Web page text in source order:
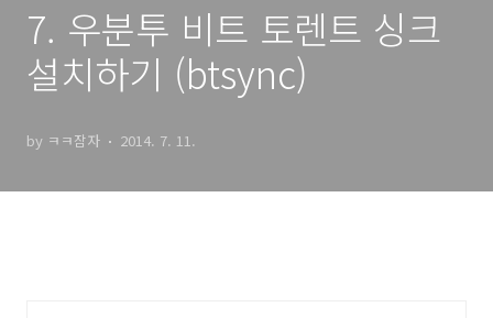
7. 우분투 비트 토렌트 싱크
설치하기 (btsync)
by ㅋㅋ잠자 2014. 7. 11.